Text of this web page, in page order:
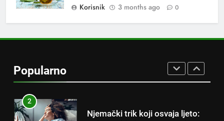
Korisnik
3 months ago 0
Popularno
ukorijeniti! Stari vrtlarski trik koji
OSTALO
Kako rashladiti prostoriju bez
klime i velikih računa za struju!
3
Kardiolog koji već 20 godina